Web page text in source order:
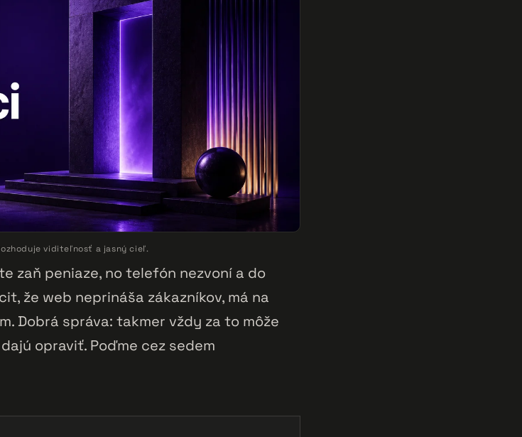
viditeľnosť a jasný cieľ.
zaň peniaze, no telefón nezvoní a do
že web neprináša zákazníkov, má na
Dobrá správa: takmer vždy za to môže
opraviť. Poďme cez sedem